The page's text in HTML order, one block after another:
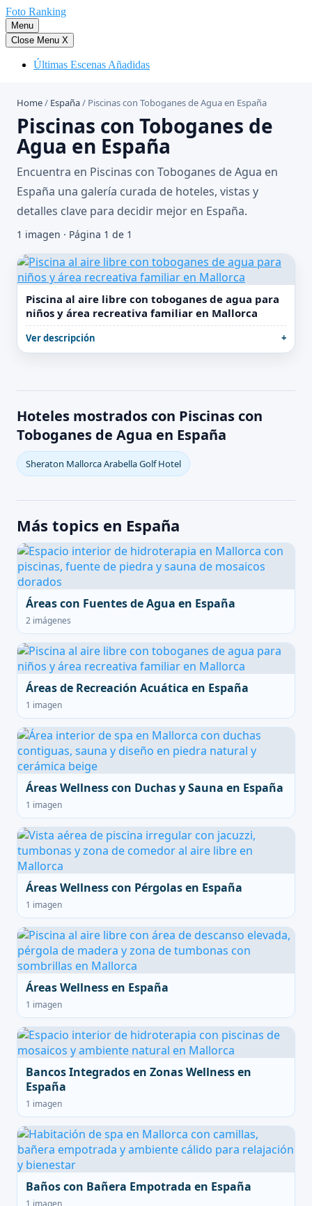
Saltar
al
contenido
Foto Ranking
Menu
Close Menu X
Últimas Escenas Añadidas
Home/ España/ Piscinas con Toboganes de Agua en España
Piscinas con Toboganes de
Agua en España
Encuentra en Piscinas con Toboganes de Agua en
España una galería curada de hoteles, vistas y
detalles clave para decidir mejor en España.
1 imagen · Página 1 de 1
Piscina al aire libre con toboganes de agua para
niños y área recreativa familiar en Mallorca
Ver descripción
Hoteles mostrados con Piscinas con
Toboganes de Agua en España
Sheraton Mallorca Arabella Golf Hotel
Más topics en España
Áreas con Fuentes de Agua en España
2 imágenes
Áreas de Recreación Acuática en España
1 imagen
Áreas Wellness con Duchas y Sauna en España
1 imagen
Áreas Wellness con Pérgolas en España
1 imagen
Áreas Wellness en España
1 imagen
Bancos Integrados en Zonas Wellness en
España
1 imagen
Baños con Bañera Empotrada en España
1 imagen